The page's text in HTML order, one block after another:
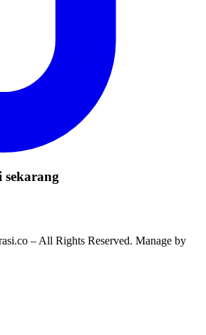
– All Rights Reserved. Manage by